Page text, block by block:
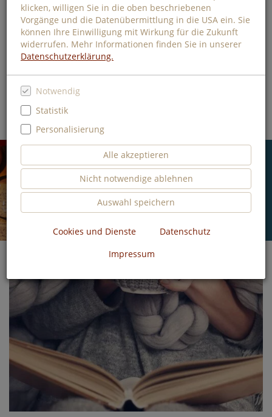
klicken, willigen Sie in die oben beschriebenen
Vorgänge und die Datenübermittlung in die USA ein. Sie
können Ihre Einwilligung mit Wirkung für die Zukunft
widerrufen. Mehr Informationen finden Sie in unserer
Datenschutzerklärung.
Notwendig
Statistik
Personalisierung
Alle akzeptieren
Nicht notwendige ablehnen
Auswahl speichern
Cookies und Dienste
Datenschutz
Impressum
vieles mehr.
Stöbern Sie in unserem Online-Shop und lassen Sie sich Ihre
Bestellung portofrei nach Hause oder für den nächsten Tag
zur Abholung in unsere Buchhandlung liefern. Damit tun Sie
auch noch etwas Gutes für die Umwelt. Denn die Ware wird
in klimafreundlichen Mehrwegwannen über Nacht in unsere
Buchhandlung geliefert.
Wir wünschen Ihnen viel Spaß beim Stöbern!
Bereit für das Rätsel?
Mehr erfahren